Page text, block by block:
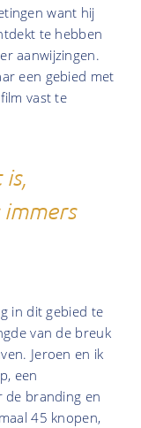
want hij
te hebben
aanwijzingen.
een gebied met
vast te
in dit gebied te
van de breuk
Jeroen en ik
een
de branding en
45 knopen,